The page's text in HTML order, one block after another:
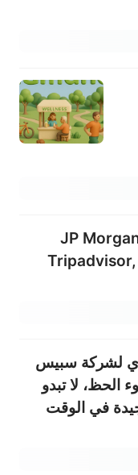
JP
لشركة سبيس
لا تبدو
جيدة في الوقت
على صور
والمحركات